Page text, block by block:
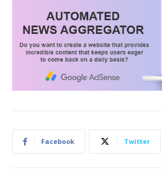
Facebook Twitter